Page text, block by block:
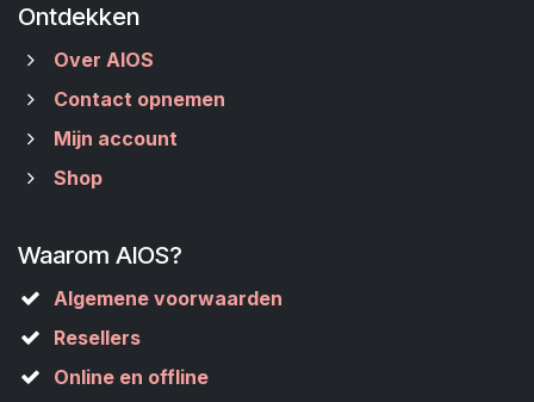
Ontdekken
Over AIOS
Contact opnemen
Mijn account
Shop
Waarom AIOS?
Algemene voorwaarden
Resellers
Online en offline